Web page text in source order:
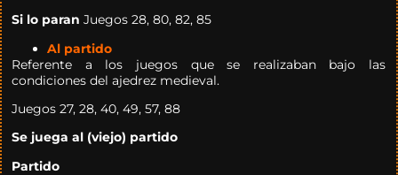
Si lo paranJuegos 28, 80, 82, 85
Al partido
Referente a los juegos que se realizaban bajo las
condiciones del ajedrez medieval.
Juegos 27, 28, 40, 49, 57, 88
Se juega al (viejo) partido
Partido